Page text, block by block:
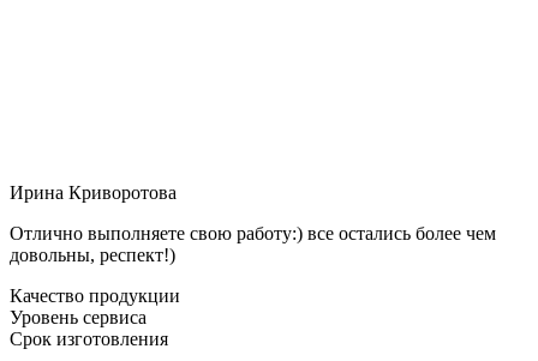
Ирина Криворотова
Отлично выполняете свою работу:) все остались более чем
довольны, респект!)
Качество продукции
Уровень сервиса
Срок изготовления